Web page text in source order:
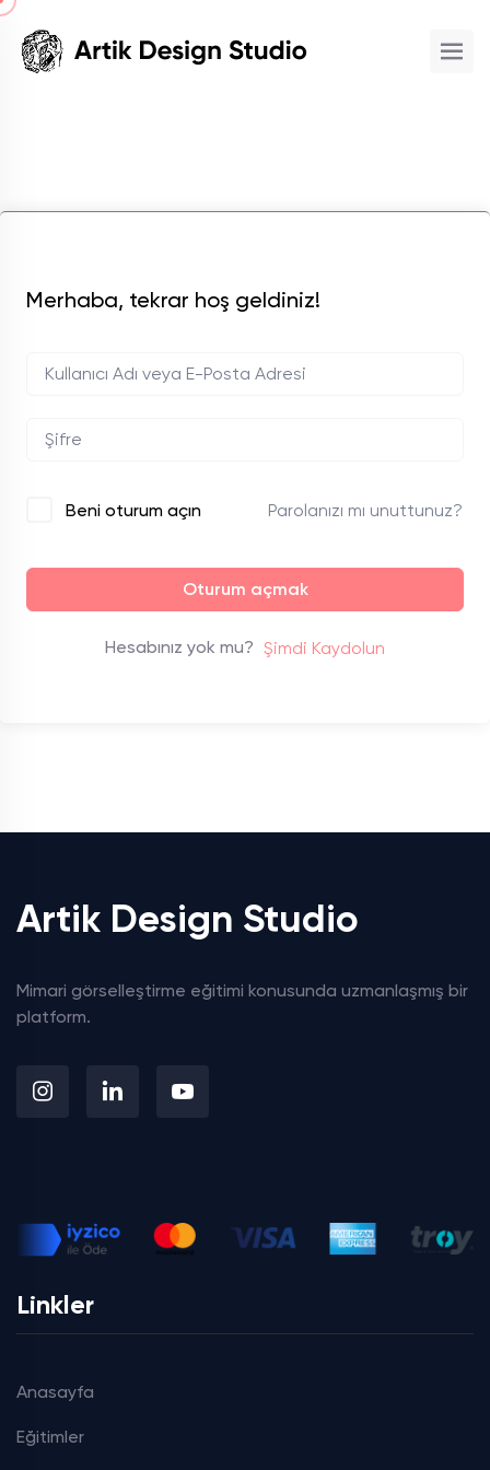
Merhaba, tekrar hoş geldiniz!
Beni oturum açın Parolanızı mı unuttunuz?
Oturum açmak
Hesabınız yok mu? Şimdi Kaydolun
Artik Design Studio
Mimari görselleştirme eğitimi konusunda uzmanlaşmış bir
platform.
Linkler
Anasayfa
Eğitimler